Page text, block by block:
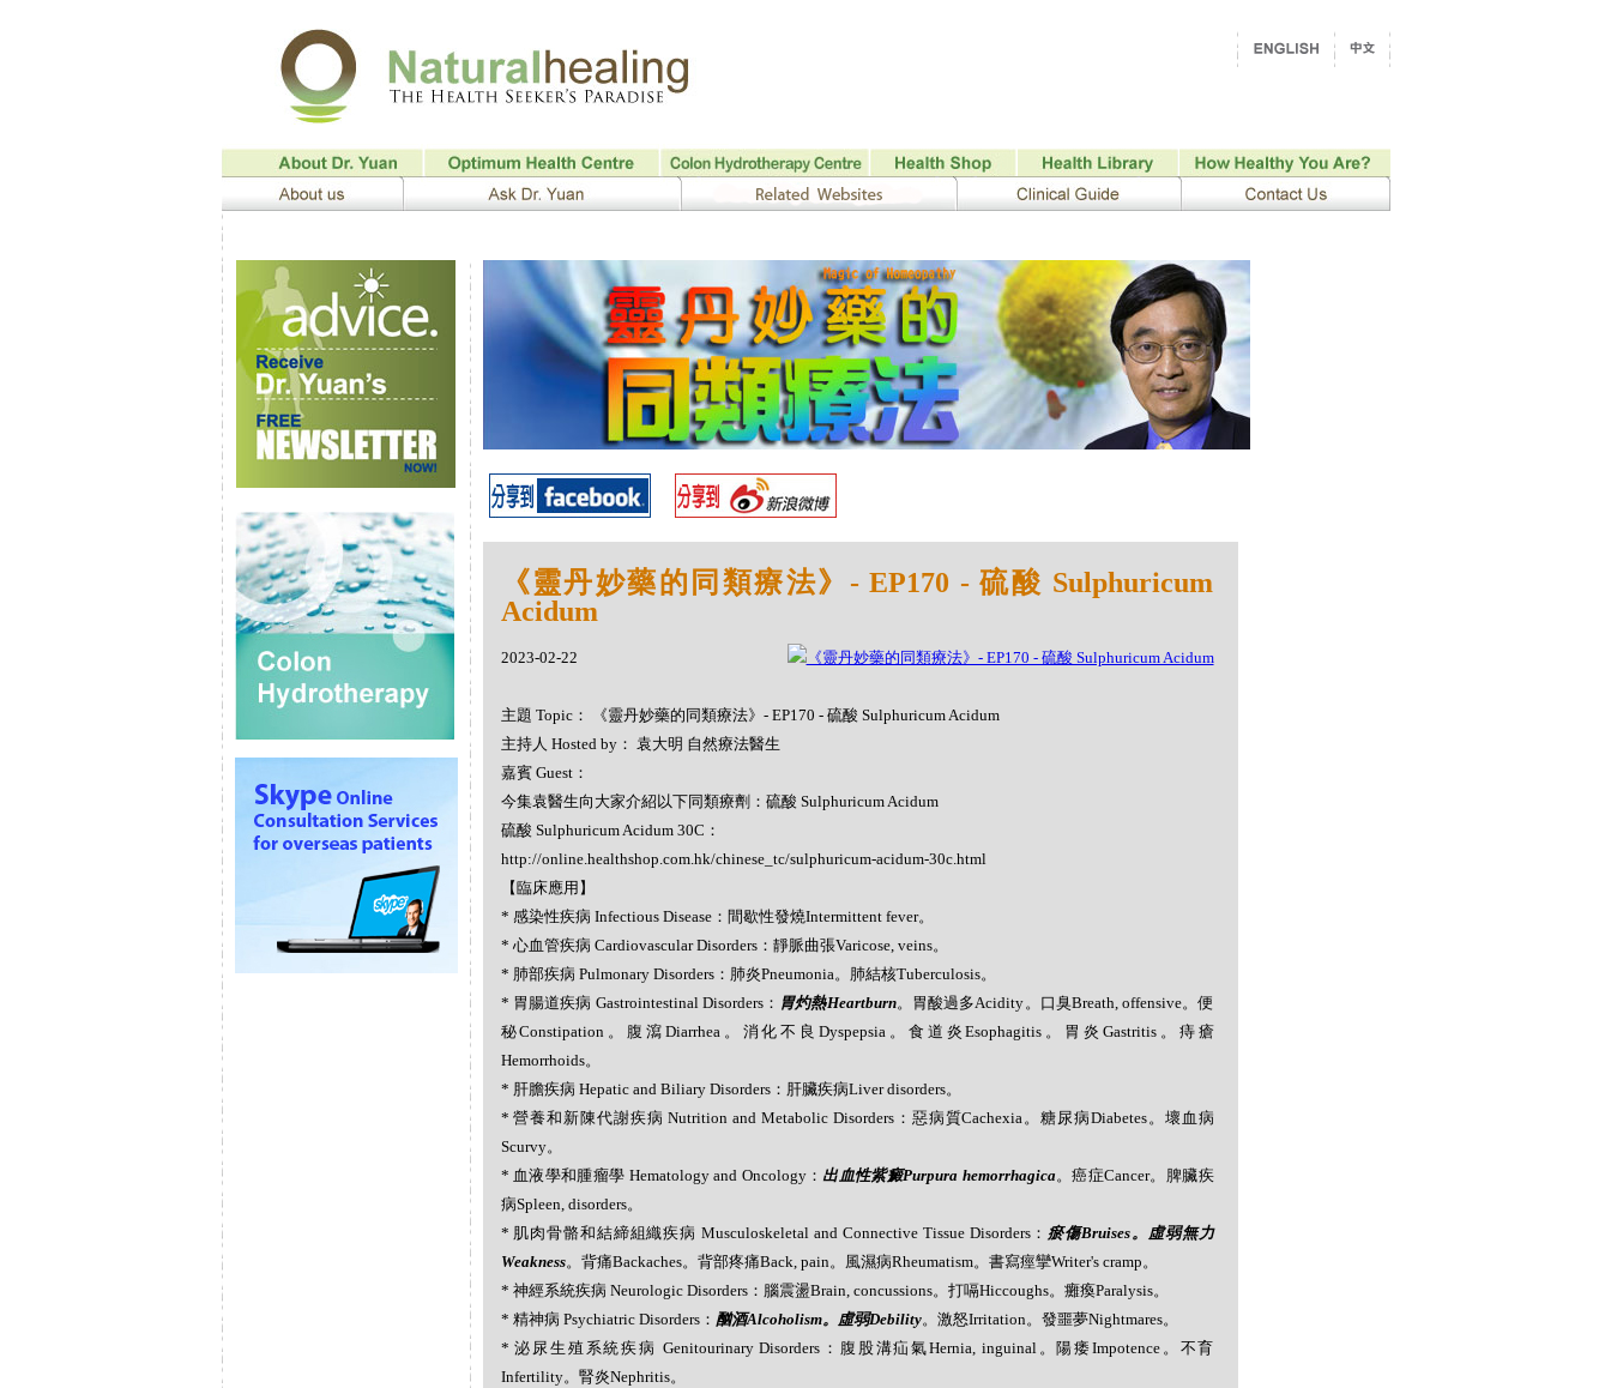
《靈丹妙藥的同類療法》- EP170 - 硫酸 Sulphuricum
Acidum
2023-02-22
主題 Topic： 《靈丹妙藥的同類療法》- EP170 - 硫酸 Sulphuricum Acidum
主持人 Hosted by： 袁大明 自然療法醫生
嘉賓 Guest：
今集袁醫生向大家介紹以下同類療劑：硫酸 Sulphuricum Acidum
硫酸 Sulphuricum Acidum 30C：
http://online.healthshop.com.hk/chinese_tc/sulphuricum-acidum-30c.html
【臨床應用】
* 感染性疾病 Infectious Disease：間歇性發燒Intermittent fever。
* 心血管疾病 Cardiovascular Disorders：靜脈曲張Varicose, veins。
* 肺部疾病 Pulmonary Disorders：肺炎Pneumonia。肺結核Tuberculosis。
* 胃腸道疾病 Gastrointestinal Disorders： 胃灼熱Heartburn。胃酸過多Acidity。口臭Breath, offensive。便
秘Constipation。腹瀉Diarrhea。消化不良Dyspepsia。食道炎Esophagitis。胃炎Gastritis。痔瘡
Hemorrhoids。
* 肝膽疾病 Hepatic and Biliary Disorders：肝臟疾病Liver disorders。
* 營養和新陳代謝疾病 Nutrition and Metabolic Disorders：惡病質Cachexia。糖尿病Diabetes。壞血病
Scurvy。
* 血液學和腫瘤學 Hematology and Oncology： 出血性紫癜Purpura hemorrhagica。癌症Cancer。脾臟疾
病Spleen, disorders。
* 肌肉骨骼和結締組織疾病 Musculoskeletal and Connective Tissue Disorders： 瘀傷Bruises。虛弱無力
Weakness。背痛Backaches。背部疼痛Back, pain。風濕病Rheumatism。書寫痙攣Writer's cramp。
* 神經系統疾病 Neurologic Disorders：腦震盪Brain, concussions。打嗝Hiccoughs。癱瘓Paralysis。
* 精神病 Psychiatric Disorders： 酗酒Alcoholism。虛弱Debility。激怒Irritation。發噩夢Nightmares。
* 泌尿生殖系統疾病 Genitourinary Disorders：腹股溝疝氣Hernia, inguinal。陽痿Impotence。不育
Infertility。腎炎Nephritis。